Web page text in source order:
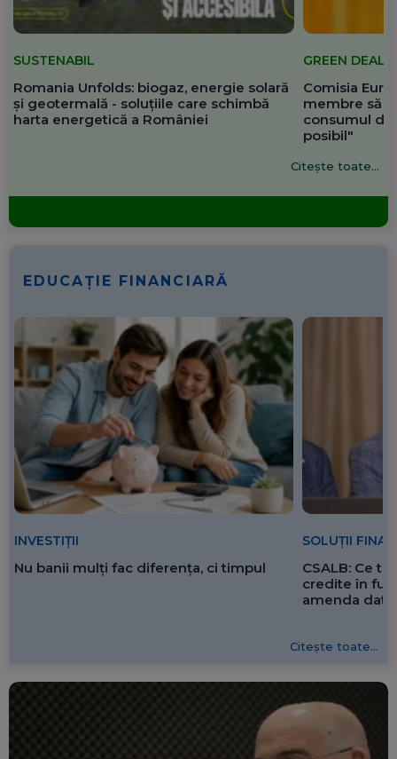
SUSTENABIL
Romania Unfolds: biogaz, energie solară
și geotermală - soluțiile care schimbă
harta energetică a României
GREEN DEAL
Comisia
membre să
consumul de
posibil"
Citește toate...
EDUCAȚIE FINANCIARĂ
INVESTIȚII
Nu banii mulți fac diferența, ci timpul
SOLUȚII
CSALB: Ce
credite în
amenda
Citește toate...